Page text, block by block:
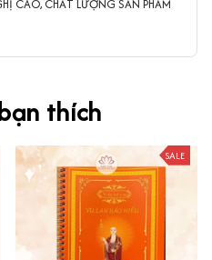
CAO, CHẤT LƯỢNG SẢN PHẨM
thích
SALE